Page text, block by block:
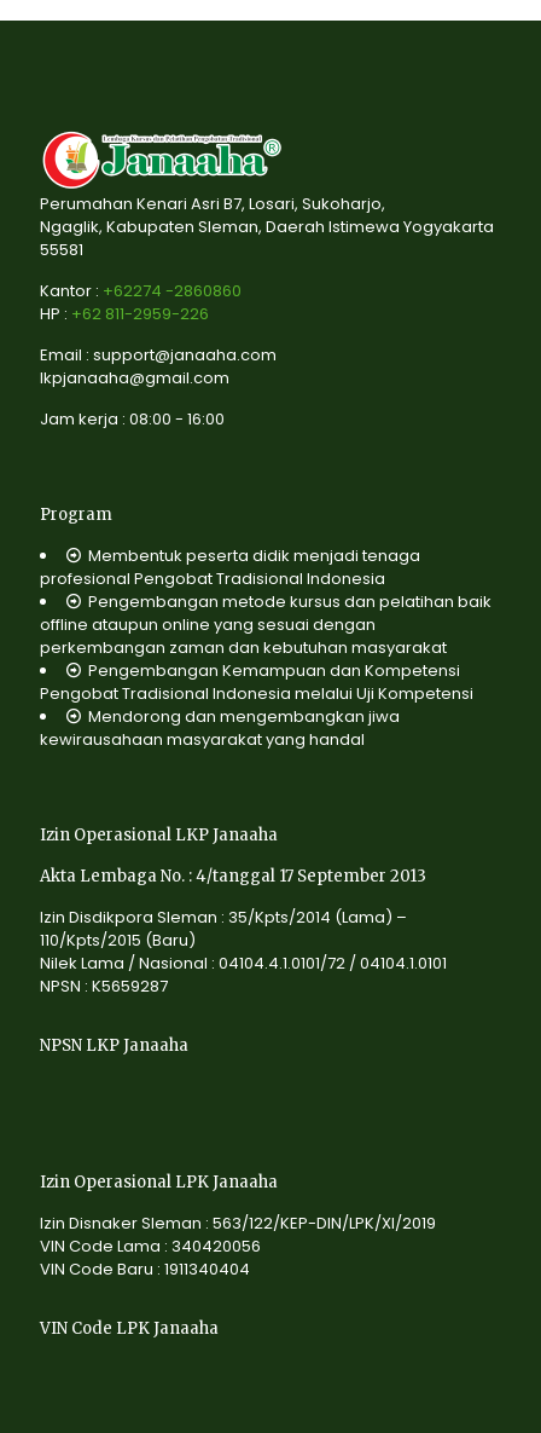
Perumahan Kenari Asri B7, Losari, Sukoharjo,
Ngaglik, Kabupaten Sleman, Daerah Istimewa Yogyakarta
55581
Kantor : +62274 -2860860
HP : +62 811-2959-226
Email : support@janaaha.com
lkpjanaaha@gmail.com
Jam kerja : 08:00 - 16:00
Program
Membentuk peserta didik menjadi tenaga
profesional Pengobat Tradisional Indonesia
Pengembangan metode kursus dan pelatihan baik
offline ataupun online yang sesuai dengan
perkembangan zaman dan kebutuhan masyarakat
Pengembangan Kemampuan dan Kompetensi
Pengobat Tradisional Indonesia melalui Uji Kompetensi
Mendorong dan mengembangkan jiwa
kewirausahaan masyarakat yang handal
Izin Operasional LKP Janaaha
Akta Lembaga No. : 4/tanggal 17 September 2013
Izin Disdikpora Sleman : 35/Kpts/2014 (Lama) –
110/Kpts/2015 (Baru)
Nilek Lama / Nasional : 04104.4.1.0101/72 / 04104.1.0101
NPSN : K5659287
NPSN LKP Janaaha
Izin Operasional LPK Janaaha
Izin Disnaker Sleman : 563/122/KEP-DIN/LPK/XI/2019
VIN Code Lama : 340420056
VIN Code Baru : 1911340404
VIN Code LPK Janaaha